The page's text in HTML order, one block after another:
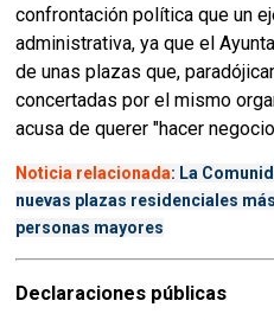
confrontación política que un
administrativa, ya que el
de unas plazas que,
concertadas por el mismo
acusa de querer "hacer
Noticia relacionada: La
nuevas plazas residenciales
personas mayores
Declaraciones públicas